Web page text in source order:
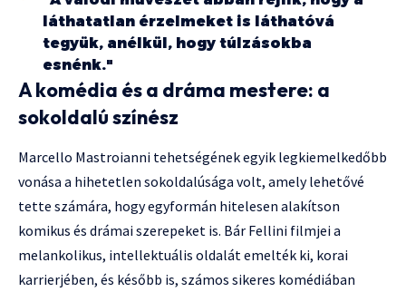
láthatatlan érzelmeket is láthatóvá
tegyük, anélkül, hogy túlzásokba
esnénk."
A komédia és a dráma mestere: a
sokoldalú színész
Marcello Mastroianni tehetségének egyik legkiemelkedőbb
vonása a hihetetlen sokoldalúsága volt, amely lehetővé
tette számára, hogy egyformán hitelesen alakítson
komikus és drámai szerepeket is. Bár Fellini filmjei a
melankolikus, intellektuális oldalát emelték ki, korai
karrierjében, és később is, számos sikeres komédiában